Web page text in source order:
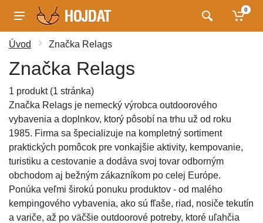
0
Úvod Značka Relags
Značka Relags
1 produkt (1 stránka)
Značka Relags je nemecký výrobca outdoorového
vybavenia a doplnkov, ktorý pôsobí na trhu už od roku
1985. Firma sa špecializuje na kompletný sortiment
praktických pomôcok pre vonkajšie aktivity, kempovanie,
turistiku a cestovanie a dodáva svoj tovar odborným
obchodom aj bežným zákazníkom po celej Európe.
Ponúka veľmi širokú ponuku produktov - od malého
kempingového vybavenia, ako sú fľaše, riad, nosiče tekutín
a variče, až po väčšie outdoorové potreby, ktoré uľahčia